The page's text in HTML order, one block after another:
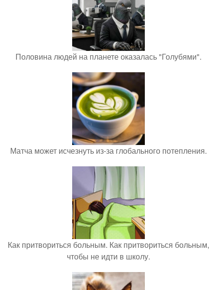
Половина людей на планете оказалась "Голубями".
Матча может исчезнуть из-за глобального потепления.
Как притвориться больным. Как притвориться больным,
чтобы не идти в школу.